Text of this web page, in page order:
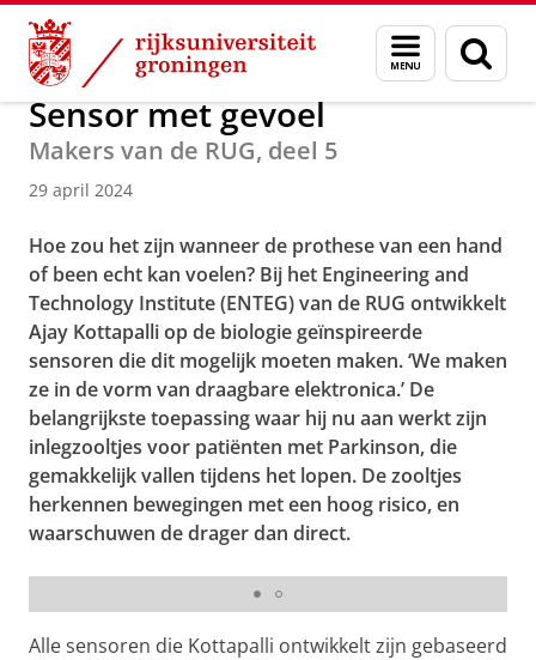
Skip
Content
Skip
Navigation
Menu
en
zoeken
Over ons Actueel Nieuws Nieuwsberichten
Sensor met gevoel
Makers van de RUG, deel 5
29 april 2024
Hoe zou het zijn wanneer de prothese van een hand
of been echt kan voelen? Bij het Engineering and
Technology Institute (ENTEG) van de RUG ontwikkelt
Ajay Kottapalli op de biologie geïnspireerde
sensoren die dit mogelijk moeten maken. ‘We maken
ze in de vorm van draagbare elektronica.’ De
belangrijkste toepassing waar hij nu aan werkt zijn
inlegzooltjes voor patiënten met Parkinson, die
gemakkelijk vallen tijdens het lopen. De zooltjes
herkennen bewegingen met een hoog risico, en
waarschuwen de drager dan direct.
Alle sensoren die Kottapalli ontwikkelt zijn gebaseerd